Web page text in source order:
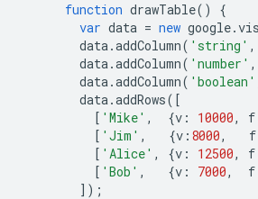
function drawTable()
{
var data = new google.
data.addColumn( 'string' ,
data.addColumn( 'number' ,
data.addColumn( 'boolean'
data.addRows([
[ 'Mike' , {v : 10000, f
[ 'Jim' , {v : 8000, f
[ 'Alice' , {v : 12500, f
[ 'Bob' , {v : 7000, f
]);